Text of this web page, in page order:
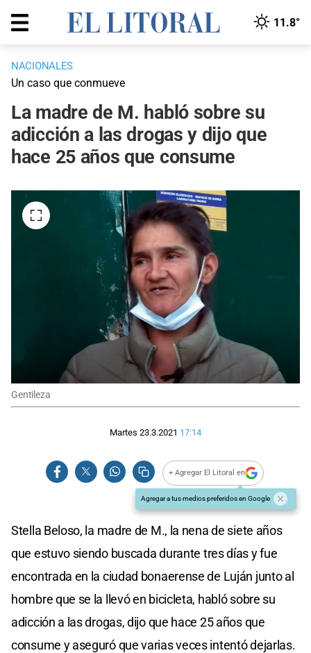
11.8°
NACIONALES
Un caso que conmueve
La madre de M. habló sobre su
adicción a las drogas y dijo que
hace 25 años que consume
Gentileza
Martes 23.3.2021 17:14
+ Agregar El Litoral en
Agregar a tus medios preferidos en Google
Stella Beloso, la madre de M., la nena de siete años
que estuvo siendo buscada durante tres días y fue
encontrada en la ciudad bonaerense de Luján junto al
hombre que se la llevó en bicicleta, habló sobre su
adicción a las drogas, dijo que hace 25 años que
consume y aseguró que varias veces intentó dejarlas.